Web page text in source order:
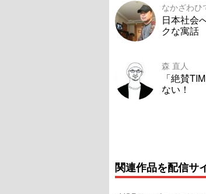
なかざわひ
日本社会
クな寓話
森 直人
「絶賛
ない！
関連作品を配信サ